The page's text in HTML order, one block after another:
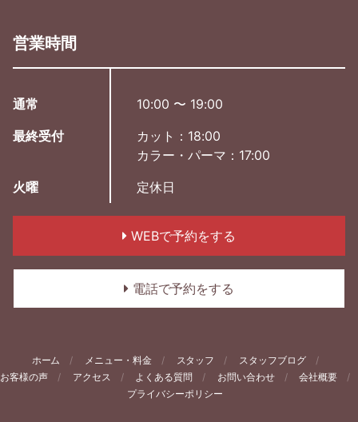
営業時間
通常
10:00 〜 19:00
最終受付
カット：18:00
カラー・パーマ：17:00
火曜
定休日
WEBで予約をする
電話で予約をする
ホーム メニュー・料金 スタッフ
スタッフブログ
お客様の声
アクセス よくある質問 お問い合わせ
会社概要
プライバシーポリシー